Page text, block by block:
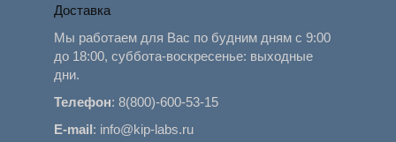
Доставка
Мы работаем для Вас по будним дням с 9:00
до 18:00, суббота-воскресенье: выходные
дни.
Телефон:8(800)-600-53-15
E-mail: info@kip-labs.ru